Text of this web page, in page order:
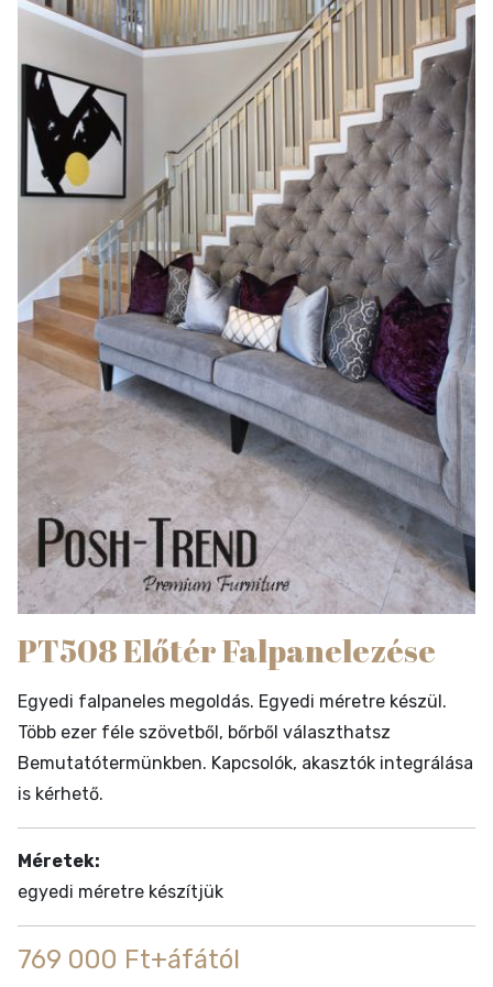
PT508 Előtér Falpanelezése
Egyedi falpaneles megoldás. Egyedi méretre készül.
Több ezer féle szövetből, bőrből választhatsz
Bemutatótermünkben. Kapcsolók, akasztók integrálása
is kérhető.
Méretek:
egyedi méretre készítjük
769 000 Ft+áfától